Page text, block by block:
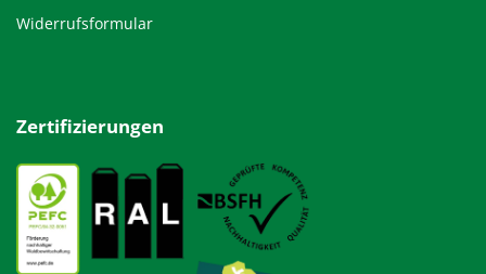
Widerrufsformular
Zertifizierungen